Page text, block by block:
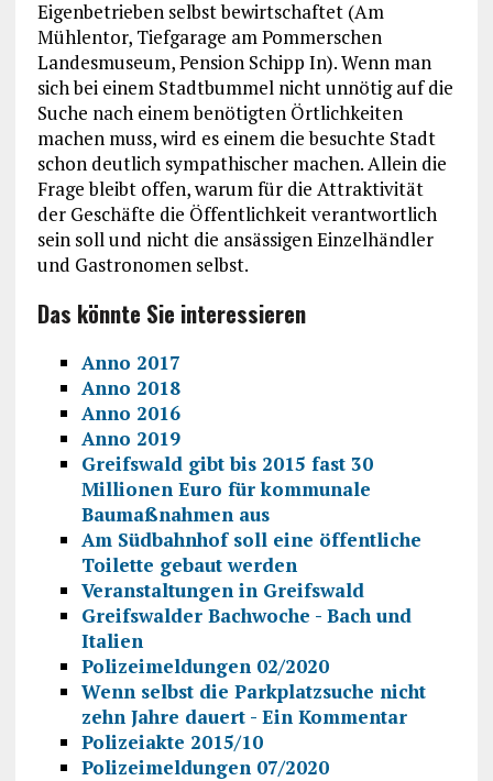
Eigenbetrieben selbst bewirtschaftet (Am
Mühlentor, Tiefgarage am Pommerschen
Landesmuseum, Pension Schipp In). Wenn man
sich bei einem Stadtbummel nicht unnötig auf die
Suche nach einem benötigten Örtlichkeiten
machen muss, wird es einem die besuchte Stadt
schon deutlich sympathischer machen. Allein die
Frage bleibt offen, warum für die Attraktivität
der Geschäfte die Öffentlichkeit verantwortlich
sein soll und nicht die ansässigen Einzelhändler
und Gastronomen selbst.
Das könnte Sie interessieren
Anno 2017
Anno 2018
Anno 2016
Anno 2019
Greifswald gibt bis 2015 fast 30
Millionen Euro für kommunale
Baumaßnahmen aus
Am Südbahnhof soll eine öffentliche
Toilette gebaut werden
Veranstaltungen in Greifswald
Greifswalder Bachwoche - Bach und
Italien
Polizeimeldungen 02/2020
Wenn selbst die Parkplatzsuche nicht
zehn Jahre dauert - Ein Kommentar
Polizeiakte 2015/10
Polizeimeldungen 07/2020